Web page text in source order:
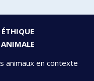
ÉTHIQUE
ANIMALE
animaux en contexte